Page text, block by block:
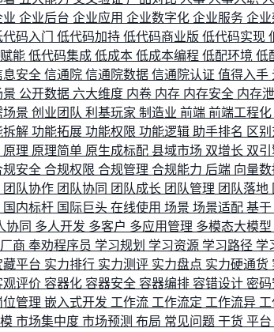
业 企业后台 企业应用 企业数字化 企业服务 企业
代码入门 低代码加持 低代码商业版 低代码实现
能 低代码集成 低成本 低成本编程 低配环境 低
息安全 信通院 信通院数据 信通院认证 值得入手
景 公开数据 六大维度 内卷 内存 内存安全 内存
场景 创业团队 利基玩家 制造业 前端 前端工程化
拆解 功能拓展 功能权限 功能逻辑 助手排名 区
原理 原理简单 原生成标配 县域市场 双增长 双引
规安全 合规权限 合规管理 合规能力 后端 向量
团队协作 团队协同 团队成长 团队管理 团队落地
国内标杆 国际巨头 在线使用 场景 场景适配 基于
协同 多人开发 多客户 多应用管理 多模态大模型
商 奉劝程序员 学习规划 学习资源 学习路径 学
藏平台 实力排行 实力测评 实力盘点 实力硬通货
观评价 容器化 容器安全 容器编排 容错设计 密
位管理 嵌入式开发 工作流 工作流定 工作流异 工
市场集中度 市场预测 布局 常见问题 干货 平台